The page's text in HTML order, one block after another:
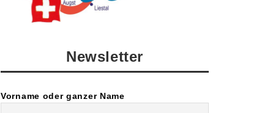
Newsletter
Vorname oder ganzer Name